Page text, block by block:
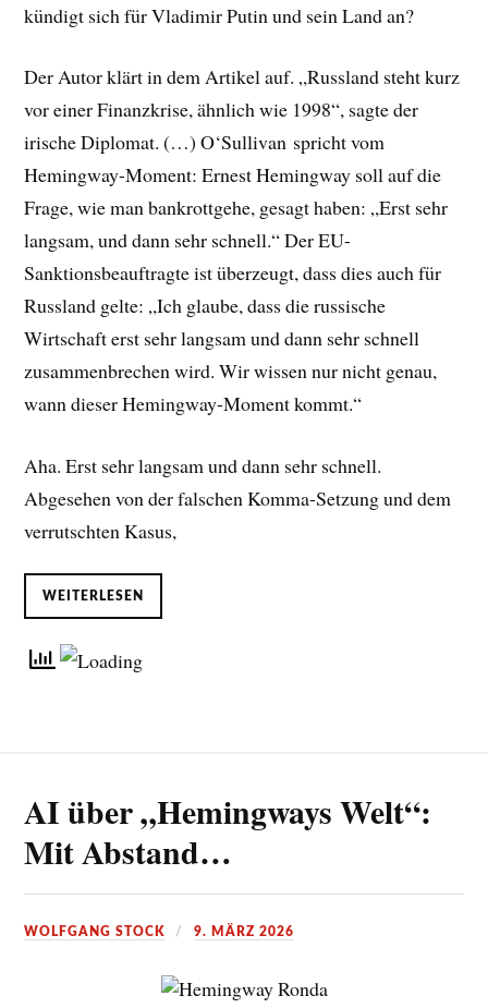
kündigt sich für Vladimir Putin und sein Land an?
Der Autor klärt in dem Artikel auf. „Russland steht kurz
vor einer Finanzkrise, ähnlich wie 1998“, sagte der
irische Diplomat. (…) O‘Sullivan spricht vom
Hemingway-Moment: Ernest Hemingway soll auf die
Frage, wie man bankrottgehe, gesagt haben: „Erst sehr
langsam, und dann sehr schnell.“ Der EU-
Sanktionsbeauftragte ist überzeugt, dass dies auch für
Russland gelte: „Ich glaube, dass die russische
Wirtschaft erst sehr langsam und dann sehr schnell
zusammenbrechen wird. Wir wissen nur nicht genau,
wann dieser Hemingway-Moment kommt.“
Aha. Erst sehr langsam und dann sehr schnell.
Abgesehen von der falschen Komma-Setzung und dem
verrutschten Kasus,
WEITERLESEN
AI über „Hemingways Welt“:
Mit Abstand…
WOLFGANG STOCK 9. MÄRZ 2026